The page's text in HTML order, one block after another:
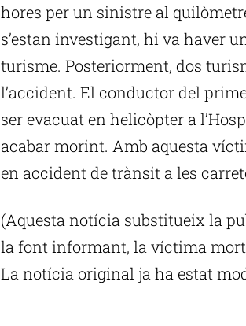
hores per un sinistre al
s’estan investigant, hi va haver
turisme. Posteriorment, dos
l’accident. El conductor del
ser evacuat en helicòpter a
acabar morint. Amb aquesta
en accident de trànsit a les
(Aquesta notícia substitueix la
la font informant, la víctima
La notícia original ja ha estat